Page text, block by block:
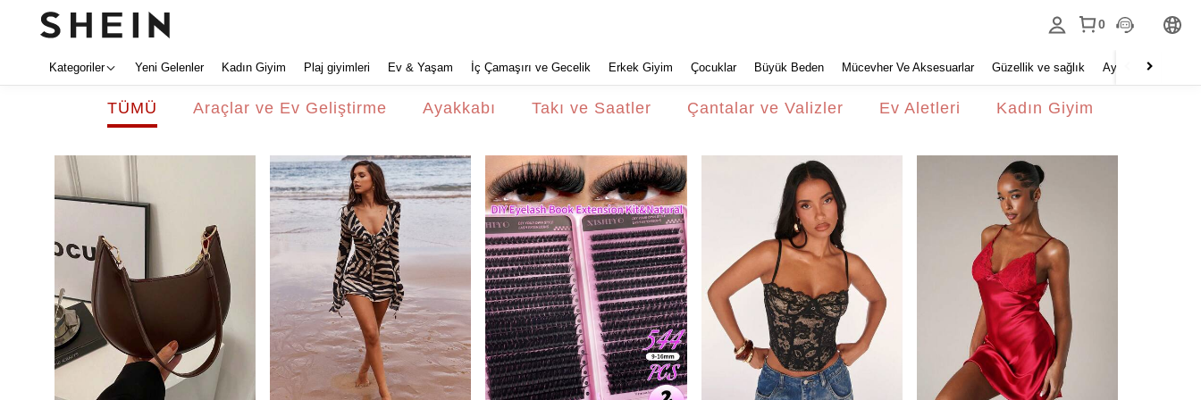
0
Kategoriler Yeni Gelenler Kadın Giyim Plaj giyimleri Ev & Yaşam İç Çamaşırı ve Gecelik Erkek Giyim Çocuklar Büyük Beden Mücevher Ve Aksesuarlar Güzellik ve sağlık Ayakkabı
TÜMÜ Araçlar ve Ev Geliştirme Ayakkabı Takı ve Saatler Çantalar ve Valizler Ev Aletleri Kadın Giyim